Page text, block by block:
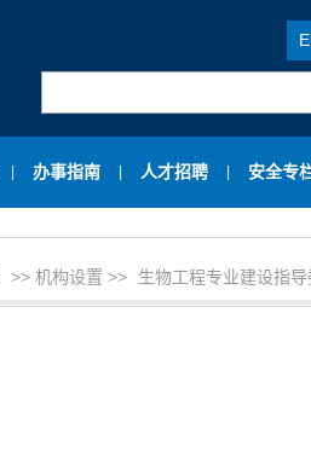
办事指南 人才招聘 安全专
>> 机构设置 >> 生物工程专业建设指导